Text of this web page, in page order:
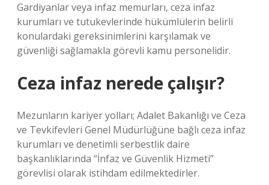
Gardiyanlar veya infaz memurları, ceza infaz
kurumları ve tutukevlerinde hükümlülerin belirli
konulardaki gereksinimlerini karşılamak ve
güvenliği sağlamakla görevli kamu personelidir.
Ceza infaz nerede çalışır?
Mezunların kariyer yolları; Adalet Bakanlığı ve Ceza
ve Tevkifevleri Genel Müdürlüğüne bağlı ceza infaz
kurumları ve denetimli serbestlik daire
başkanlıklarında “İnfaz ve Güvenlik Hizmeti”
görevlisi olarak istihdam edilmektedirler.